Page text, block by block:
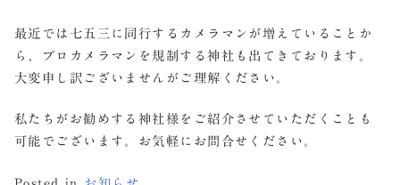
最近では七五三に同行するカメラマンが増えていることか
ら、プロカメラマンを規制する神社も出てきております。
大変申し訳ございませんがご理解ください。
私たちがお勧めする神社様をご紹介させていただくことも
可能でございます。お気軽にお問合せください。